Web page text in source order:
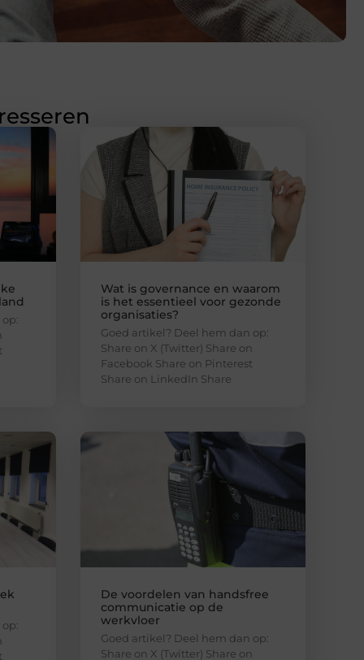
Wat is governance en waarom
is het essentieel voor gezonde
organisaties?
Goed artikel? Deel hem dan op:
Share on X (Twitter) Share on
Facebook Share on Pinterest
Share on LinkedIn Share
De voordelen van handsfree
communicatie op de
werkvloer
Goed artikel? Deel hem dan op:
Share on X (Twitter) Share on